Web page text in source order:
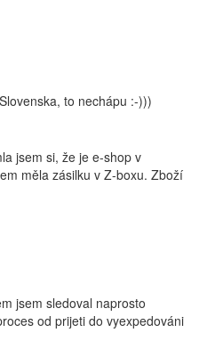
to nechápu :-)))
jsem si, že je e-shop v
měla zásilku v Z-boxu. Zboží
jsem sledoval naprosto
od prijeti do vyexpedováni